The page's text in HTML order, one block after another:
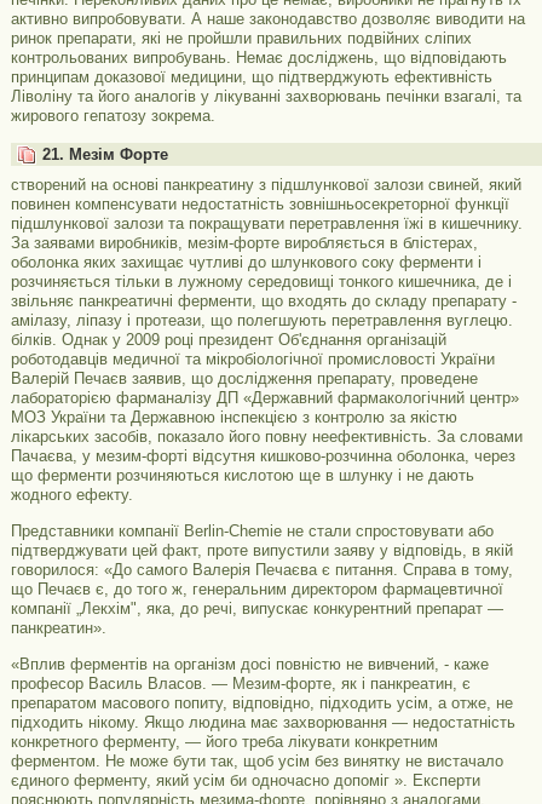
активно випробовувати. А наше законодавство дозволяє виводити на
ринок препарати, які не пройшли правильних подвійних сліпих
контрольованих випробувань. Немає досліджень, що відповідають
принципам доказової медицини, що підтверджують ефективність
Ліволіну та його аналогів у лікуванні захворювань печінки взагалі, та
жирового гепатозу зокрема.
21. Мезім Форте
створений на основі панкреатину з підшлункової залози свиней, який
повинен компенсувати недостатність зовнішньосекреторної функції
підшлункової залози та покращувати перетравлення їжі в кишечнику.
За заявами виробників, мезім-форте виробляється в блістерах,
оболонка яких захищає чутливі до шлункового соку ферменти і
розчиняється тільки в лужному середовищі тонкого кишечника, де і
звільняє панкреатичні ферменти, що входять до складу препарату -
амілазу, ліпазу і протеази, що полегшують перетравлення вуглецю.
білків. Однак у 2009 році президент Об'єднання організацій
роботодавців медичної та мікробіологічної промисловості України
Валерій Печаєв заявив, що дослідження препарату, проведене
лабораторією фарманалізу ДП «Державний фармакологічний центр»
МОЗ України та Державною інспекцією з контролю за якістю
лікарських засобів, показало його повну неефективність. За словами
Пачаєва, у мезим-форті відсутня кишково-розчинна оболонка, через
що ферменти розчиняються кислотою ще в шлунку і не дають
жодного ефекту.
Представники компанії Berlin-Chemie не стали спростовувати або
підтверджувати цей факт, проте випустили заяву у відповідь, в якій
говорилося: «До самого Валерія Печаєва є питання. Справа в тому,
що Печаєв є, до того ж, генеральним директором фармацевтичної
компанії „Лекхім", яка, до речі, випускає конкурентний препарат —
панкреатин».
«Вплив ферментів на організм досі повністю не вивчений, - каже
професор Василь Власов. — Мезим-форте, як і панкреатин, є
препаратом масового попиту, відповідно, підходить усім, а отже, не
підходить нікому. Якщо людина має захворювання — недостатність
конкретного ферменту, — його треба лікувати конкретним
ферментом. Не може бути так, щоб усім без винятку не вистачало
єдиного ферменту, який усім би одночасно допоміг ». Експерти
пояснюють популярність мезима-форте, порівняно з аналогами,